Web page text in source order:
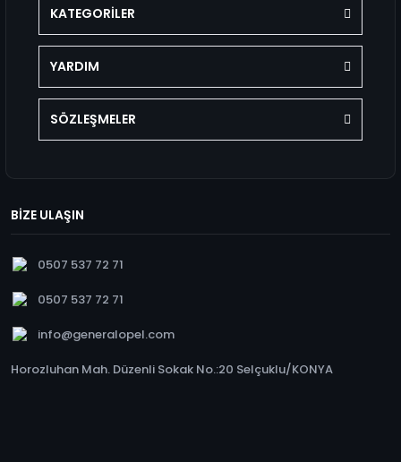
KATEGORİLER
YARDIM
SÖZLEŞMELER
BİZE ULAŞIN
0507 537 72 71
0507 537 72 71
info@generalopel.com
Horozluhan Mah. Düzenli Sokak No.:20 Selçuklu/KONYA